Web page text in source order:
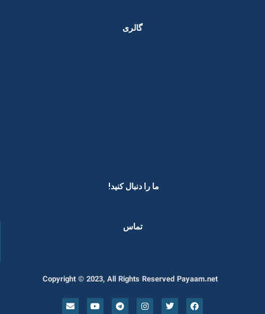
گالری
ما را دنبال کنید! ​
تماس
Copyright © 2023, All Rights Reserved Payaam.net